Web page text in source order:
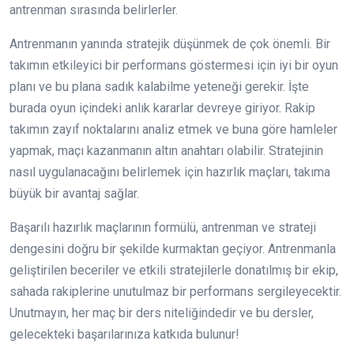
antrenman sırasında belirlerler.
Antrenmanın yanında stratejik düşünmek de çok önemli. Bir
takımın etkileyici bir performans göstermesi için iyi bir oyun
planı ve bu plana sadık kalabilme yeteneği gerekir. İşte
burada oyun içindeki anlık kararlar devreye giriyor. Rakip
takımın zayıf noktalarını analiz etmek ve buna göre hamleler
yapmak, maçı kazanmanın altın anahtarı olabilir. Stratejinin
nasıl uygulanacağını belirlemek için hazırlık maçları, takıma
büyük bir avantaj sağlar.
Başarılı hazırlık maçlarının formülü, antrenman ve strateji
dengesini doğru bir şekilde kurmaktan geçiyor. Antrenmanla
geliştirilen beceriler ve etkili stratejilerle donatılmış bir ekip,
sahada rakiplerine unutulmaz bir performans sergileyecektir.
Unutmayın, her maç bir ders niteliğindedir ve bu dersler,
gelecekteki başarılarınıza katkıda bulunur!